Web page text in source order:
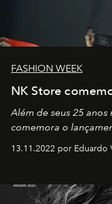
FASHION WEEK
NK Store
Além de seus 25
comemora o
13.11.2022 por Eduardo